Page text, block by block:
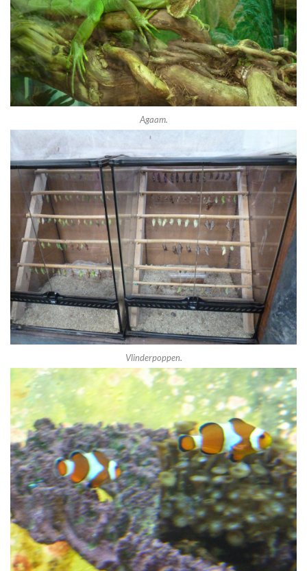
Agaam.
Vlinderpoppen.